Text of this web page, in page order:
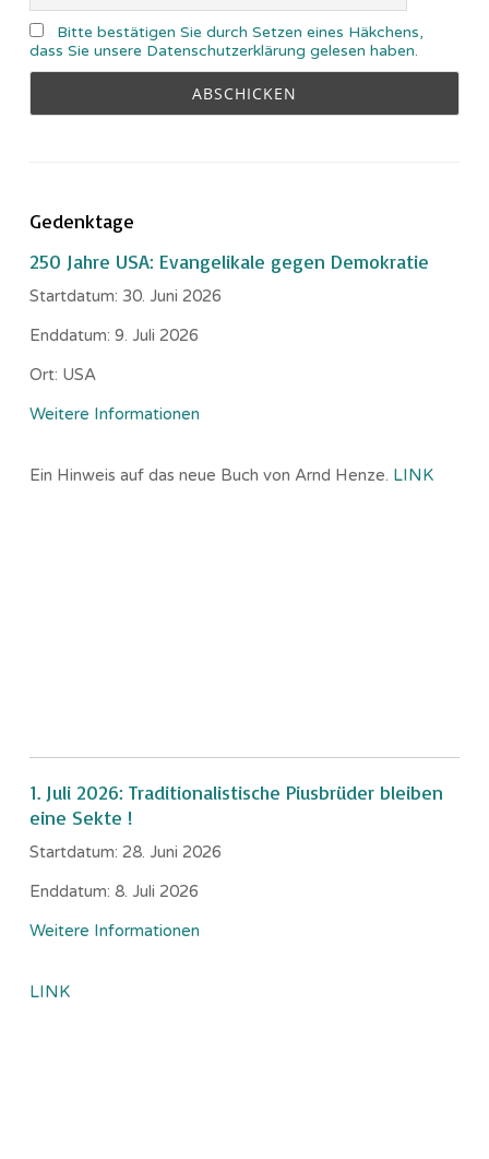
Bitte bestätigen Sie durch Setzen eines Häkchens,
dass Sie unsere Datenschutzerklärung gelesen haben.
Gedenktage
250 Jahre USA: Evangelikale gegen Demokratie
Startdatum: 30. Juni 2026
Enddatum: 9. Juli 2026
Ort: USA
Weitere Informationen
Ein Hinweis auf das neue Buch von Arnd Henze. LINK
1. Juli 2026: Traditionalistische Piusbrüder bleiben
eine Sekte !
Startdatum: 28. Juni 2026
Enddatum: 8. Juli 2026
Weitere Informationen
LINK